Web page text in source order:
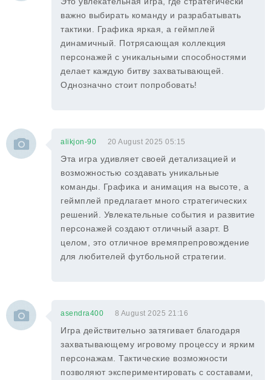
важно выбирать команду и разрабатывать
тактики. Графика яркая, а геймплей
динамичный. Потрясающая коллекция
персонажей с уникальными способностями
делает каждую битву захватывающей.
Однозначно стоит попробовать!
alikjon-90 20 August 2025 05:15
Эта игра удивляет своей детализацией и
возможностью создавать уникальные
команды. Графика и анимация на высоте, а
геймплей предлагает много стратегических
решений. Увлекательные события и развитие
персонажей создают отличный азарт. В
целом, это отличное времяпрепровождение
для любителей футбольной стратегии.
asendra400 8 August 2025 21:16
Игра действительно затягивает благодаря
захватывающему игровому процессу и ярким
персонажам. Тактические возможности
позволяют экспериментировать с составами,